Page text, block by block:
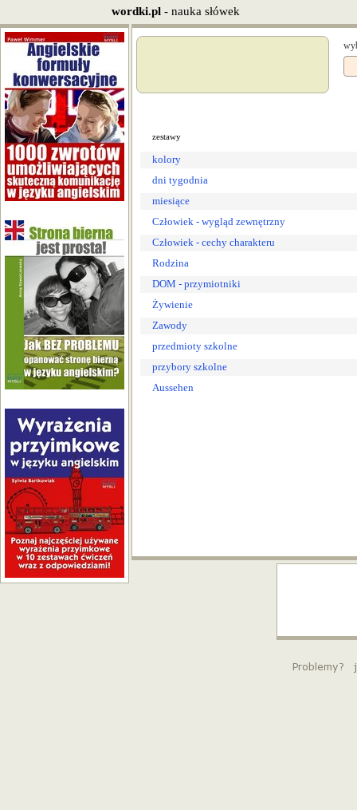
wordki.pl - nauka słówek
zestawy
kolory
dni tygodnia
miesiące
Człowiek - wygląd zewnętrzny
Człowiek - cechy charakteru
Rodzina
DOM - przymiotniki
Żywienie
Zawody
przedmioty szkolne
przybory szkolne
Aussehen